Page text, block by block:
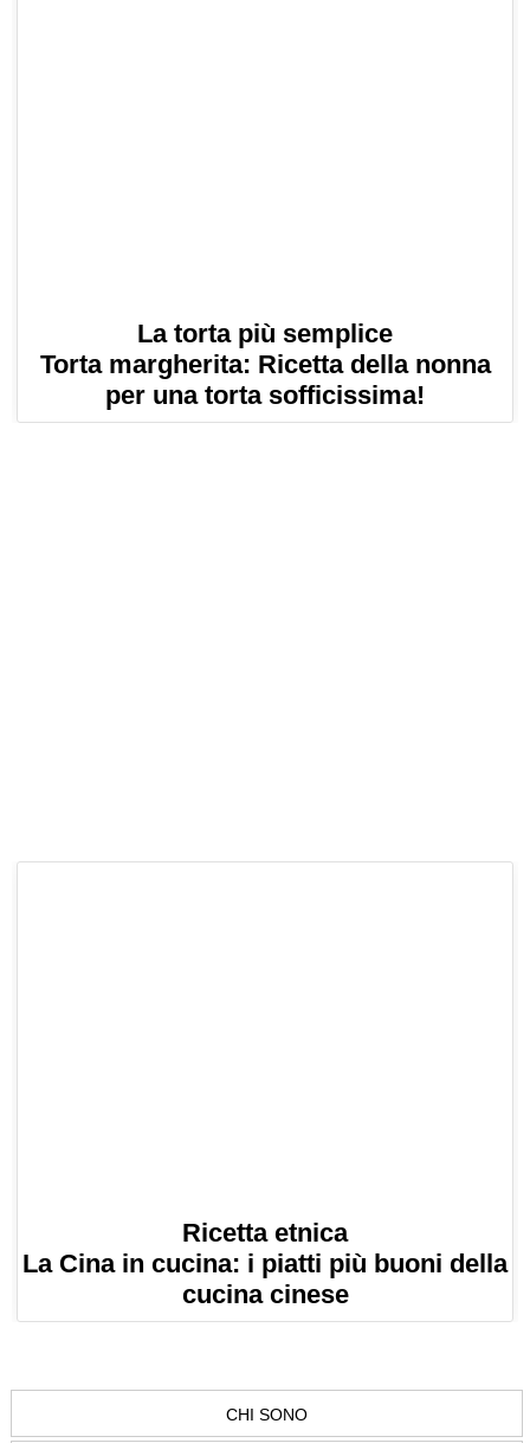
La torta più semplice
Torta margherita: Ricetta della nonna
per una torta sofficissima!
Ricetta etnica
La Cina in cucina: i piatti più buoni della
cucina cinese
CHI SONO